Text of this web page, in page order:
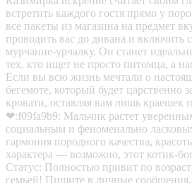
встретить каждого гостя прямо у
все пакеты из магазина на предмет
проводить вас до дивана и включить
мурчание-урчалку. Он станет
тех, кто ищет не просто питомца, а
Если вы всю жизнь мечтали о
бегемоте, который будет царственно
кровати, оставляя вам лишь
❤‍:f09fa9b9: Мальчик растет
социальным и феноменально
гармония породного качества,
характера — возможно, этот котик-
Статус: Полностью привит по
семьей! Пишите в личные сообщения,